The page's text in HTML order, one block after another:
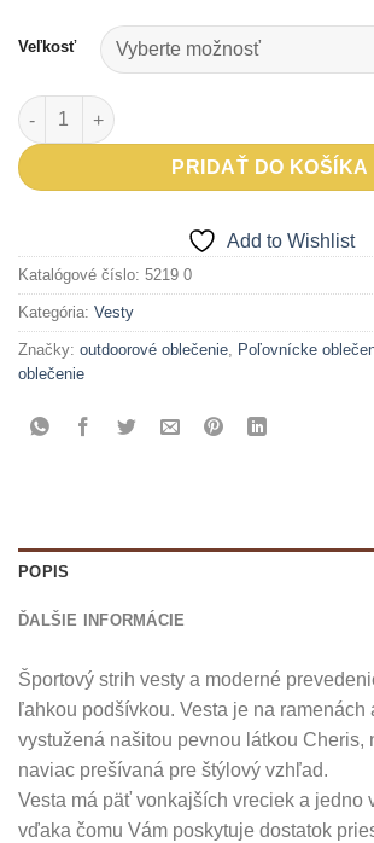
Veľkosť
množstvo Outdoorové oblečenie - vesta
PRIDAŤ DO KOŠÍKA
Add to Wishlist
Katalógové číslo: 5219 0
Kategória: Vesty
Značky: outdoorové oblečenie, Poľovnícke
oblečenie
POPIS
ĎALŠIE INFORMÁCIE
Športový strih vesty a moderné
ľahkou podšívkou. Vesta je na ramenách
vystužená našitou pevnou látkou Cheris,
naviac prešívaná pre štýlový vzhľad.
Vesta má päť vonkajších vreciek a jedno
vďaka čomu Vám poskytuje dostatok